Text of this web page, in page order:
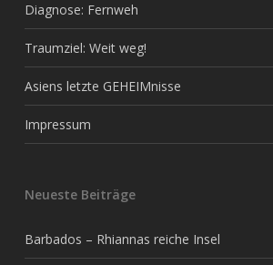
Diagnose: Fernweh
Traumziel: Weit weg!
Asiens letzte GEHEIMnisse
Impressum
Neueste Beiträge
Barbados – Rhiannas reiche Insel